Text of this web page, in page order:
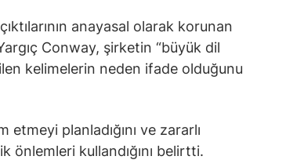
anayasal olarak korunan
Conway, şirketin “büyük dil
kelimelerin neden ifade olduğunu
planladığını ve zararlı
önlemleri kullandığını belirtti.